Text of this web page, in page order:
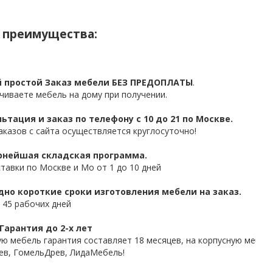
Заказ мебели БЕЗ ПРЕДОПЛАТЫ.
мебель на дому при получении.
и заказ по телефону с 10 до 21 по Москве.
с сайта осуществляется круглосуточно!
складская программа.
по Москве и Мо от 1 до 10 дней
короткие сроки изготовления мебели на заказ.
рабочих дней
до 2-х лет
мебель гарантия составляет 18 месяцев, на корпусную
ГомельДрев, ЛидаМебель!